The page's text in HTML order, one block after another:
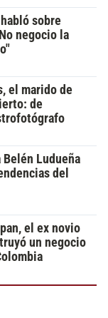
sobre
negocio la
el marido de
de
Ludueña
del
el ex novio
un negocio